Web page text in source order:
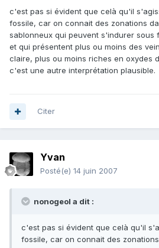
c'est pas si évident que celà qu'il
fossile, car on connait des zonations
sablonneux qui peuvent s'indurer sous
et qui présentent plus ou moins des
claire, plus ou moins riches en oxydes
c'est une autre interprétation plausible.
Citer
Yvan
Posté(e) 14 juin 2007
nonogeol a dit :
c'est pas si évident que celà qu'il
fossile, car on connait des